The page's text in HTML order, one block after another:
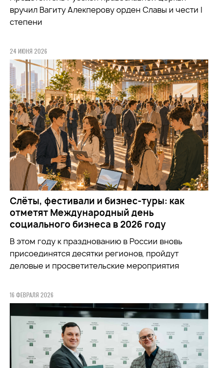
вручил Вагиту Алекперову орден Славы и чести I
степени
24 ИЮНЯ 2026
Слёты, фестивали и бизнес-туры: как
отметят Международный день
социального бизнеса в 2026 году
В этом году к празднованию в России вновь
присоединятся десятки регионов, пройдут
деловые и просветительские мероприятия
16 ФЕВРАЛЯ 2026